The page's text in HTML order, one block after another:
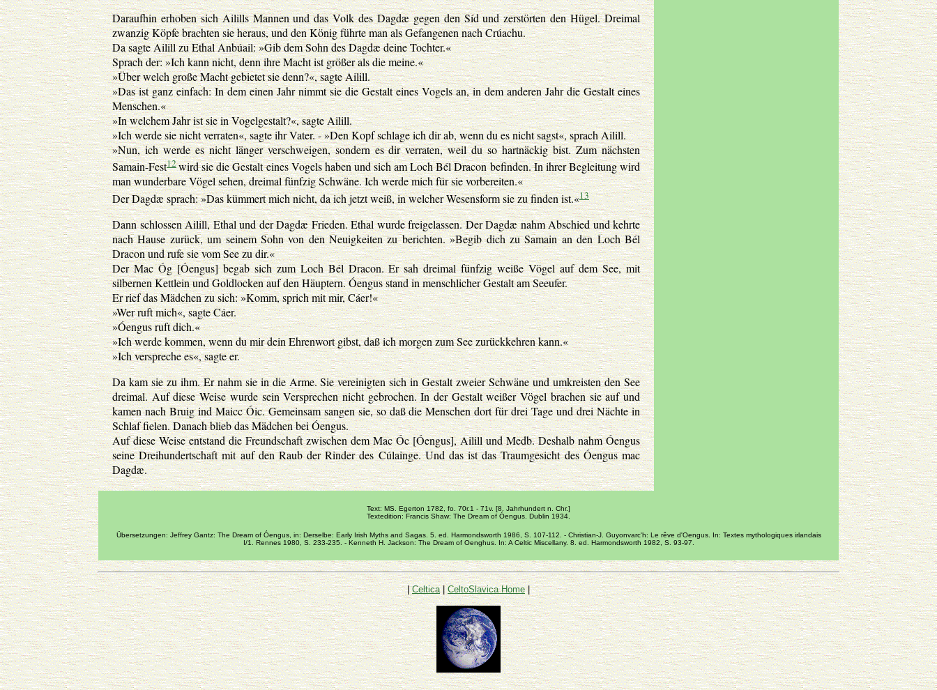
Daraufhin erhoben sich Ailills Mannen und das Volk des Dagdæ gegen den Síd und zerstörten den Hügel. Dreimal
zwanzig Köpfe brachten sie heraus, und den König führte man als Gefangenen nach Crúachu.
Da sagte Ailill zu Ethal Anbúail: »Gib dem Sohn des Dagdæ deine Tochter.«
Sprach der: »Ich kann nicht, denn ihre Macht ist größer als die meine.«
»Über welch große Macht gebietet sie denn?«, sagte Ailill.
»Das ist ganz einfach: In dem einen Jahr nimmt sie die Gestalt eines Vogels an, in dem anderen Jahr die Gestalt eines
Menschen.«
»In welchem Jahr ist sie in Vogelgestalt?«, sagte Ailill.
»Ich werde sie nicht verraten«, sagte ihr Vater. - »Den Kopf schlage ich dir ab, wenn du es nicht sagst«, sprach Ailill.
»Nun, ich werde es nicht länger verschweigen, sondern es dir verraten, weil du so hartnäckig bist. Zum nächsten
Samain-Fest12wird sie die Gestalt eines Vogels haben und sich am Loch Bél Dracon befinden. In ihrer Begleitung wird
man wunderbare Vögel sehen, dreimal fünfzig Schwäne. Ich werde mich für sie vorbereiten.«
Der Dagdæ sprach: »Das kümmert mich nicht, da ich jetzt weiß, in welcher Wesensform sie zu finden ist.«13
Dann schlossen Ailill, Ethal und der Dagdæ Frieden. Ethal wurde freigelassen. Der Dagdæ nahm Abschied und kehrte
nach Hause zurück, um seinem Sohn von den Neuigkeiten zu berichten. »Begib dich zu Samain an den Loch Bél
Dracon und rufe sie vom See zu dir.«
Der Mac Óg [Óengus] begab sich zum Loch Bél Dracon. Er sah dreimal fünfzig weiße Vögel auf dem See, mit
silbernen Kettlein und Goldlocken auf den Häuptern. Óengus stand in menschlicher Gestalt am Seeufer.
Er rief das Mädchen zu sich: »Komm, sprich mit mir, Cáer!«
»Wer ruft mich«, sagte Cáer.
»Óengus ruft dich.«
»Ich werde kommen, wenn du mir dein Ehrenwort gibst, daß ich morgen zum See zurückkehren kann.«
»Ich verspreche es«, sagte er.
Da kam sie zu ihm. Er nahm sie in die Arme. Sie vereinigten sich in Gestalt zweier Schwäne und umkreisten den See
dreimal. Auf diese Weise wurde sein Versprechen nicht gebrochen. In der Gestalt weißer Vögel brachen sie auf und
kamen nach Bruig ind Maicc Óic. Gemeinsam sangen sie, so daß die Menschen dort für drei Tage und drei Nächte in
Schlaf fielen. Danach blieb das Mädchen bei Óengus.
Auf diese Weise entstand die Freundschaft zwischen dem Mac Óc [Óengus], Ailill und Medb. Deshalb nahm Óengus
seine Dreihundertschaft mit auf den Raub der Rinder des Cúlainge. Und das ist das Traumgesicht des Óengus mac
Dagdæ.
Text: MS. Egerton 1782, fo. 70r.1 - 71v. [8. Jahrhundert n. Chr.]
Textedition: Francis Shaw: The Dream of Óengus. Dublin 1934.
Übersetzungen: Jeffrey Gantz: The Dream of Óengus, in: Derselbe: Early Irish Myths and Sagas. 5. ed. Harmondsworth 1986, S. 107-112. - Christian-J. Guyonvarc'h: Le rêve d'Oengus. In: Textes mythologiques irlandais
I/1. Rennes 1980, S. 233-235. - Kenneth H. Jackson: The Dream of Oenghus. In: A Celtic Miscellany. 8. ed. Harmondsworth 1982, S. 93-97.
|Celtica|CeltoSlavica Home|